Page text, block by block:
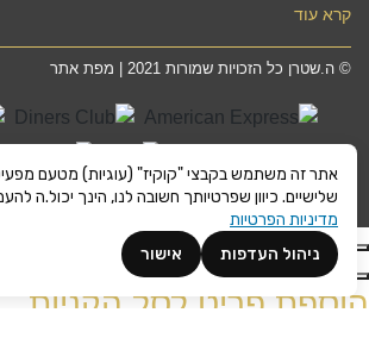
קרא עוד
© ה.שטרן כל הזכויות שמורות 2021 | מפת אתר
הוספת פריט לסל הקניות
אתר זה משתמש בקבצי "קוקיז" (עוגיות) מטעם
שלישיים. כיוון שפרטיותך חשובה לנו, הינך יכול.ה
מדיניות הפרטיות
אישור
ניהול העדפות